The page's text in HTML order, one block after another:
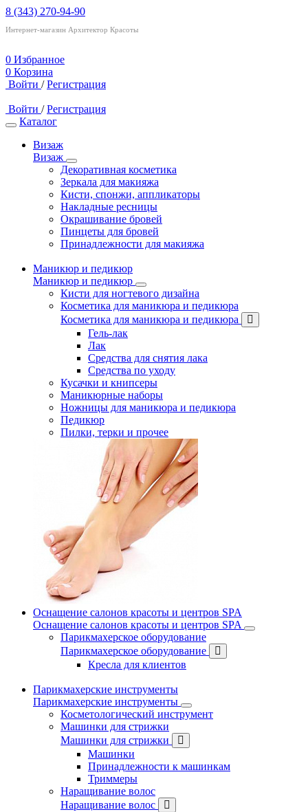
8 (343) 270-94-90
Интернет-магазин Архитектор Красоты
0 Избранное
0 Корзина
Войти / Регистрация
Войти / Регистрация
Каталог
Визаж
Визаж
Декоративная косметика
Зеркала для макияжа
Кисти, спонжи, аппликаторы
Накладные ресницы
Окрашивание бровей
Пинцеты для бровей
Принадлежности для макияжа
Маникюр и педикюр
Маникюр и педикюр
Кисти для ногтевого дизайна
Косметика для маникюра и педикюра
Косметика для маникюра и педикюра
Гель-лак
Лак
Средства для снятия лака
Средства по уходу
Кусачки и книпсеры
Маникюрные наборы
Ножницы для маникюра и педикюра
Педикюр
Пилки, терки и прочее
Оснащение салонов красоты и центров SPA
Оснащение салонов красоты и центров SPA
Парикмахерское оборудование
Парикмахерское оборудование
Кресла для клиентов
Парикмахерские инструменты
Парикмахерские инструменты
Косметологический инструмент
Машинки для стрижки
Машинки для стрижки
Машинки
Принадлежности к машинкам
Триммеры
Наращивание волос
Наращивание волос